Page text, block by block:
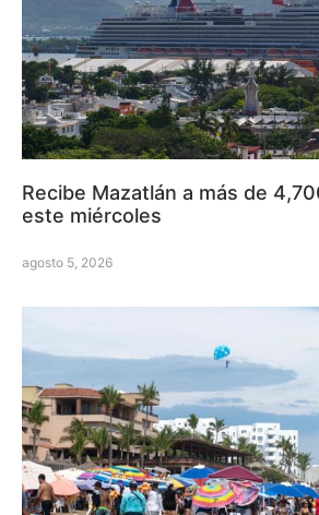
Recibe Mazatlán a más de
este miércoles
agosto 5, 2026